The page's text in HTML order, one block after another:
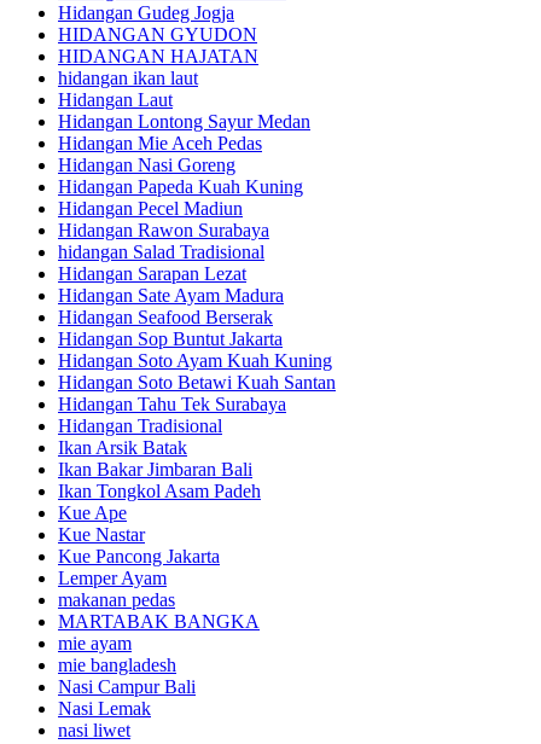
Hidangan Gudeg Jogja
HIDANGAN GYUDON
HIDANGAN HAJATAN
hidangan ikan laut
Hidangan Laut
Hidangan Lontong Sayur Medan
Hidangan Mie Aceh Pedas
Hidangan Nasi Goreng
Hidangan Papeda Kuah Kuning
Hidangan Pecel Madiun
Hidangan Rawon Surabaya
hidangan Salad Tradisional
Hidangan Sarapan Lezat
Hidangan Sate Ayam Madura
Hidangan Seafood Berserak
Hidangan Sop Buntut Jakarta
Hidangan Soto Ayam Kuah Kuning
Hidangan Soto Betawi Kuah Santan
Hidangan Tahu Tek Surabaya
Hidangan Tradisional
Ikan Arsik Batak
Ikan Bakar Jimbaran Bali
Ikan Tongkol Asam Padeh
Kue Ape
Kue Nastar
Kue Pancong Jakarta
Lemper Ayam
makanan pedas
MARTABAK BANGKA
mie ayam
mie bangladesh
Nasi Campur Bali
Nasi Lemak
nasi liwet